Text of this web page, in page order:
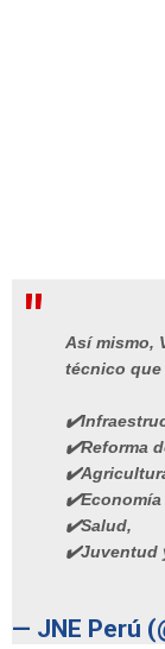
Así mismo,
técnico que
✔️Reforma
✔️Economía
✔️Salud,
✔️Juventud
— JNE Perú